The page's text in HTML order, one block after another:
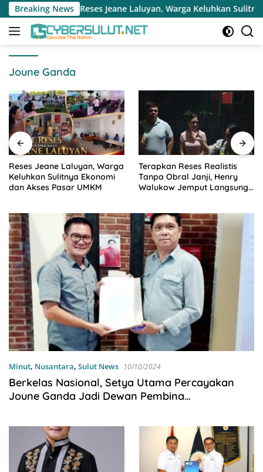
Langsung
ke
konten
Breaking News
Reses Jeane Laluyan, Warga Keluhkan Sulitnya Ekonomi dan
Joune Ganda
Terapkan Reses Realistis
Tanpa Obral Janji, Henry
Walukow Jemput Langsung
Pemerintah Desa Kalasey
Keluhkan ODGJ Berkeliaran,
Inggried Sondakh Minta
Minut, Nusantara, Sulut News 10/10/2024
Berkelas Nasional, Setya Utama Percayakan
Joune Ganda Jadi Dewan Pembina